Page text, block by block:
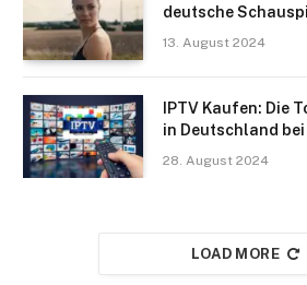
deutsche
13. August 2024
IPTV Kaufen: Die
in Deutschland
28. August 2024
LOAD MORE